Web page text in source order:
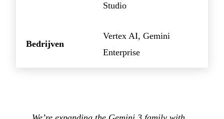
Studio
Bedrijven
Vertex AI, Gemini
Enterprise